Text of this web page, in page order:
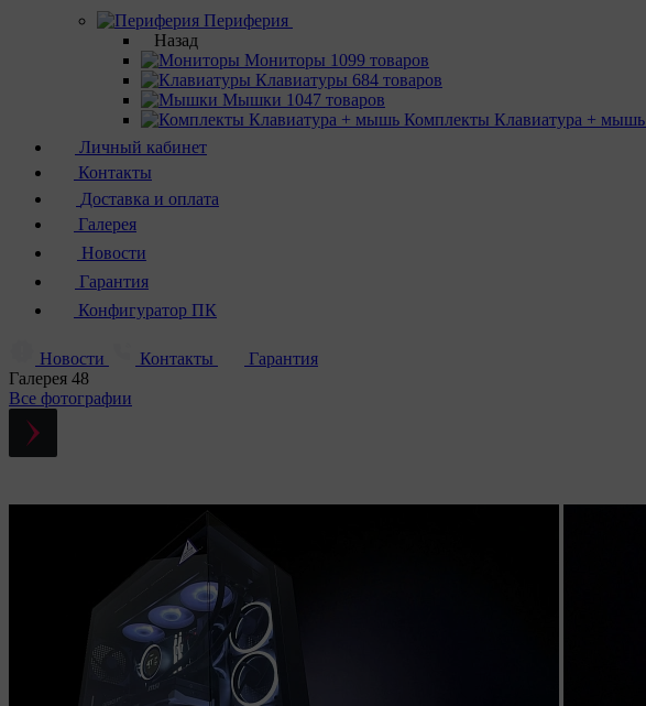
Периферия
Назад
Мониторы 1099 товаров
Клавиатуры 684 товаров
Мышки 1047 товаров
Комплекты Клавиатура + мышь
Личный кабинет
Контакты
Доставка и оплата
Галерея
Новости
Гарантия
Конфигуратор ПК
Новости Контакты
Гарантия
Галерея 48
Все фотографии